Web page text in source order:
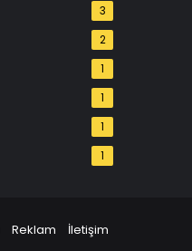
3
2
1
1
1
1
Reklam İletişim